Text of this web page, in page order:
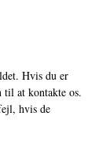
Hvis du er
at kontakte os.
hvis de